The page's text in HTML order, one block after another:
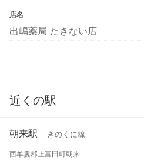
店名
出嶋薬局 たきない店
近くの駅
朝来駅 きのくに線
西牟婁郡上富田町朝来